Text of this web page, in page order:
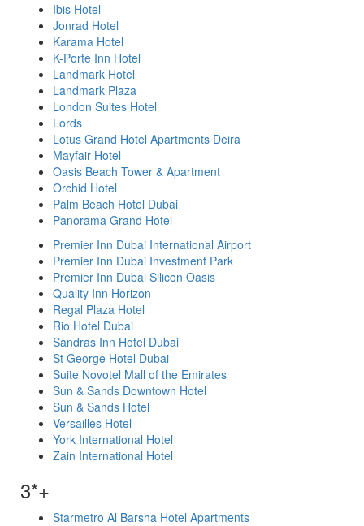
Ibis Hotel
Jonrad Hotel
Karama Hotel
K-Porte Inn Hotel
Landmark Hotel
Landmark Plaza
London Suites Hotel
Lords
Lotus Grand Hotel Apartments Deira
Mayfair Hotel
Oasis Beach Tower & Apartment
Orchid Hotel
Palm Beach Hotel Dubai
Panorama Grand Hotel
Premier Inn Dubai International Airport
Premier Inn Dubai Investment Park
Premier Inn Dubai Silicon Oasis
Quality Inn Horizon
Regal Plaza Hotel
Rio Hotel Dubai
Sandras Inn Hotel Dubai
St George Hotel Dubai
Suite Novotel Mall of the Emirates
Sun & Sands Downtown Hotel
Sun & Sands Hotel
Versailles Hotel
York International Hotel
Zain International Hotel
3*+
Starmetro Al Barsha Hotel Apartments